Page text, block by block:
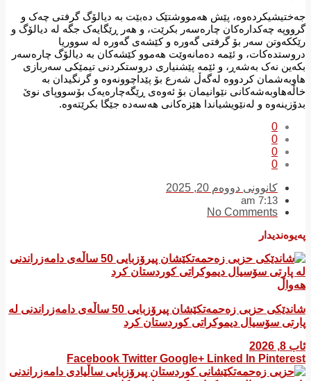
جەختیشیکردەوە، پێش هەمووشتێک دەبێت بە دیالۆگ گرفتی چەک و
گرووپە چەکدارەکان چارەسەر بکرێت، و هەر ڕێگایەک جگە لە دیالۆگ و
رێککەوتن سەر بۆ گرفتی گەورە و کێشەی گەورە لە سووریا
دروستدەکات، و ئێمە دەمانەوێت هەموو کێشەکان بە دیالۆگ چارەسەر
بکەین نەک بەشەڕ، و ئێمە پێشنیاری دروستکردنی تیمێکی سەربازی
هاوبەشمان کردووە لەگەڵ شەرع بۆ پێداچوونەوە و گرنگیدان بە
خاڵەهاوبەشەکانی نێوانیمان بۆ ئەوەی ڕێگەچارەیەک بۆسووپای نوێ
بدۆزینەوە و لەنێویشیاندا هێزەکانی هەسەدە جێگا بکرێتەوە.
0
0
0
0
کانوونی دووەم 20, 2025
7:13 am
No Comments
پەیوەندیدار
هەواڵ
شاندێکی حزبی زەحمەتکێشان پیرۆزبایی 50 ساڵەی دامەزراندنی لە
پارتی سۆسیال دیموکراتی کوردستان کرد
ئاب 8, 2026
Facebook Twitter Google+ Linked In Pinterest